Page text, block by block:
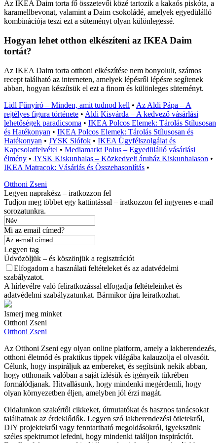
Az IKEA Daim torta fő összetevői közé tartozik a kakaós piskóta, a
karamellbevonat, valamint a Daim csokoládé, amelyek egyedülálló
kombinációja teszi ezt a süteményt olyan különlegessé.
Hogyan lehet otthon elkészíteni az IKEA Daim
tortát?
Az IKEA Daim torta otthoni elkészítése nem bonyolult, számos
recept található az interneten, amelyek lépésről lépésre segítenek
abban, hogyan készítsük el ezt a finom és különleges süteményt.
Lidl Fűnyíró – Minden, amit tudnod kell • Az Aldi Pápa – A
rejtélyes figura története • Aldi Kisvárda – A kedvező vásárlási
lehetőségek paradicsoma • IKEA Polcos Elemek: Tárolás Stílusosan
és Hatékonyan • IKEA Polcos Elemek: Tárolás Stílusosan és
Hatékonyan • JYSK Siófok • IKEA Ügyfélszolgálat és
Kapcsolatfelvétel • Mediamarkt Polus – Egyedülálló vásárlási
élmény • JYSK Kiskunhalas – Közkedvelt áruház Kiskunhalason •
IKEA Matracok: Vásárlás és Összehasonlítás •
Otthoni Zseni
Legyen naprakész – iratkozzon fel
Tudjon meg többet egy kattintással – iratkozzon fel ingyenes e-mail
sorozatunkra.
Mi az email címed?
Legyen tag
Üdvözöljük – és köszönjük a regisztrációt
Elfogadom a használati feltételeket és az adatvédelmi
szabályzatot.
A hírlevélre való feliratkozással elfogadja feltételeinket és
adatvédelmi szabályzatunkat. Bármikor újra leiratkozhat.
Ismerj meg minket
Otthoni Zseni
Otthoni Zseni
Az Otthoni Zseni egy olyan online platform, amely a lakberendezés,
otthoni életmód és praktikus tippek világába kalauzolja el olvasóit.
Célunk, hogy inspiráljuk az embereket, és segítsünk nekik abban,
hogy otthonaik valóban a saját ízlésük és igényeik tükrében
formálódjanak. Hitvallásunk, hogy mindenki megérdemli, hogy
olyan környezetben éljen, amelyben jól érzi magát.
Oldalunkon szakértői cikkeket, útmutatókat és hasznos tanácsokat
találhatnak az érdeklődők. Legyen szó lakberendezési ötletekről,
DIY projektekről vagy fenntartható megoldásokról, igyekszünk
széles spektrumot lefedni, hogy mindenki találjon inspirációt.